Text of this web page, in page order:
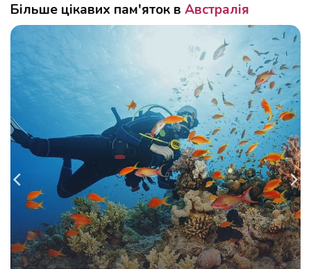
Більше цікавих пам'яток в Австралія